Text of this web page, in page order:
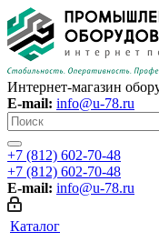
Интернет-магазин
E-mail: info@u-78.ru
+7 (812) 602-70-48
+7 (812) 602-70-48
E-mail: info@u-78.ru
Каталог